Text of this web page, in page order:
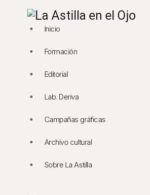
Inicio
Formación
Editorial
Lab. Deriva
Campañas gráficas
Archivo cultural
Sobre La Astilla